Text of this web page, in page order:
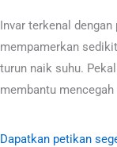
Invar terkenal
mempamerkan
turun naik suhu.
membantu
Dapatkan petikan